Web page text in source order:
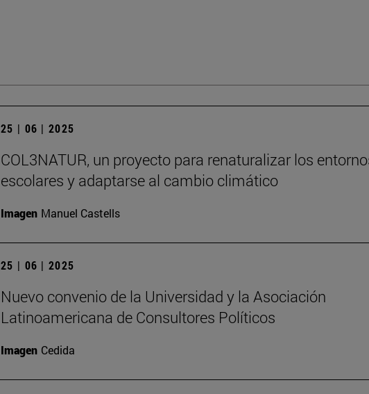
25 | 06 | 2025
COL3NATUR, un proyecto para renaturalizar los
escolares y adaptarse al cambio climático
Imagen Manuel Castells
25 | 06 | 2025
Nuevo convenio de la Universidad y la Asociación
Latinoamericana de Consultores Políticos
Imagen Cedida